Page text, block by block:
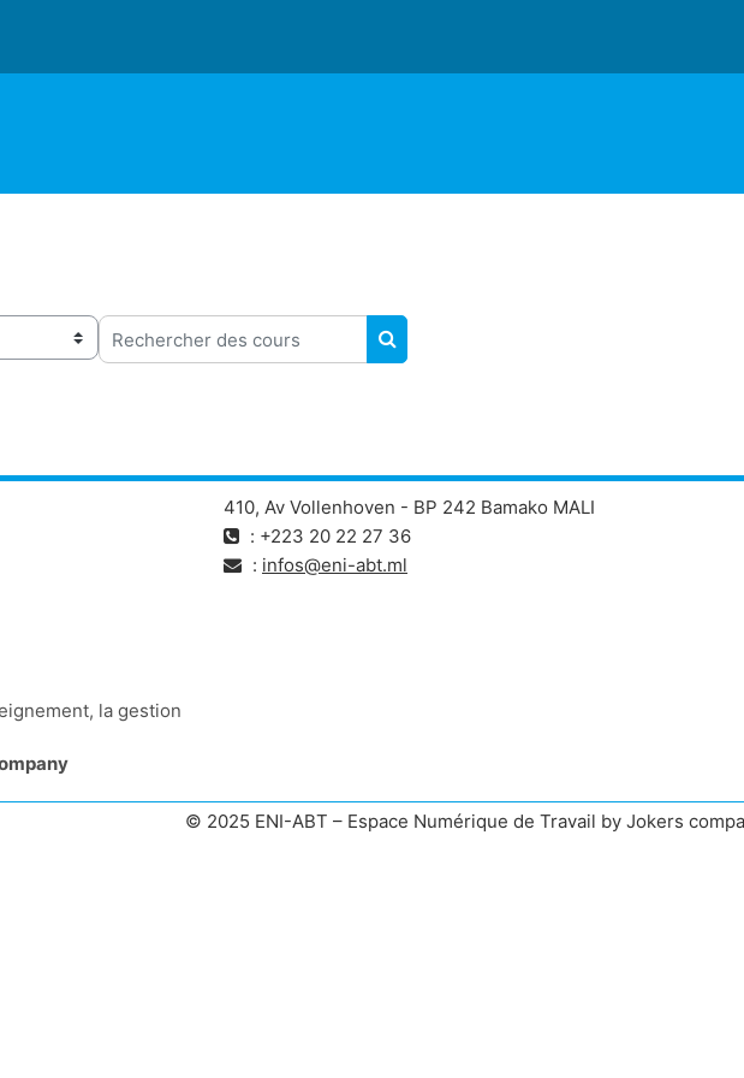
Rechercher des cours
RECHERCHER DES COURS
la gestion
410, Av Vollenhoven - BP 242 Bamako MALI
: +223 20 22 27 36
: infos@eni-abt.ml
© 2025 ENI-ABT – Espace Numérique de Travail by Jokers